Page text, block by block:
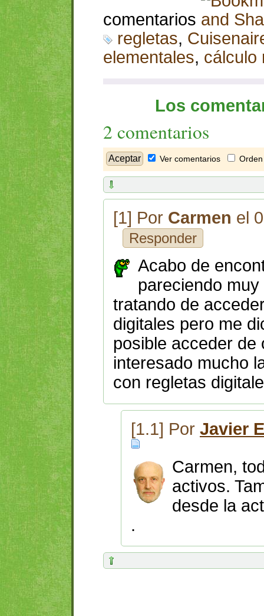
comentarios
regletas,
elementales, cálculo
Los
2 comentarios
Ver comentarios
[1] Por Carmen el
Responder
Acabo de
pareciendo
tratando de
digitales pero me
posible acceder de
interesado mucho
con regletas
[1.1] Por Javier
Carmen,
activos.
desde la
.